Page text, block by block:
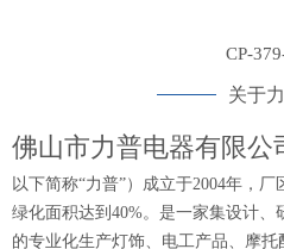
CP-
关于
佛山市力普电器有限公
以下简称“力普”）成立于2004年，
绿化面积达到40%。是一家集设计
的专业化生产灯饰、电工产品、摩